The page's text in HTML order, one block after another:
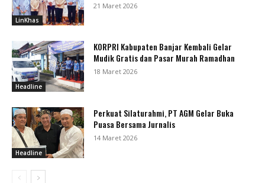
LinKhas
21 Maret 2026
Headline
KORPRI Kabupaten Banjar Kembali Gelar
Mudik Gratis dan Pasar Murah Ramadhan
18 Maret 2026
Headline
Perkuat Silaturahmi, PT AGM Gelar Buka
Puasa Bersama Jurnalis
14 Maret 2026